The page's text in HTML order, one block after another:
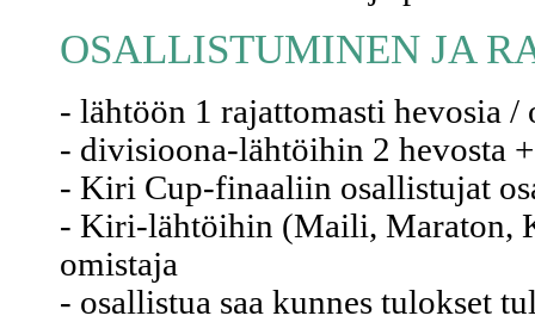
OSALLISTUMINEN JA
- lähtöön 1 rajattomasti hevosia /
- divisioona-lähtöihin 2 hevosta
- Kiri Cup-finaaliin osallistujat
- Kiri-lähtöihin (Maili, Maraton,
omistaja
- osallistua saa kunnes tulokset